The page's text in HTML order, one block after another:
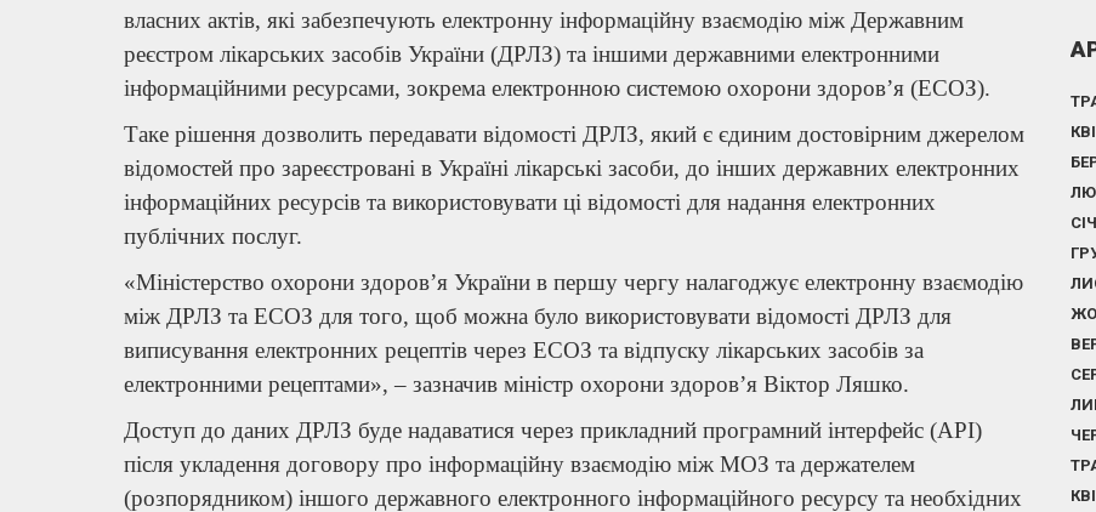
власних актів, які забезпечують електронну інформаційну взаємодію між Державним
реєстром лікарських засобів України (ДРЛЗ) та іншими державними електронними
інформаційними ресурсами, зокрема електронною системою охорони здоров’я (ЕСОЗ).
Таке рішення дозволить передавати відомості ДРЛЗ, який є єдиним достовірним джерелом
відомостей про зареєстровані в Україні лікарські засоби, до інших державних електронних
інформаційних ресурсів та використовувати ці відомості для надання електронних
публічних послуг.
«Міністерство охорони здоров’я України в першу чергу налагоджує електронну взаємодію
між ДРЛЗ та ЕСОЗ для того, щоб можна було використовувати відомості ДРЛЗ для
виписування електронних рецептів через ЕСОЗ та відпуску лікарських засобів за
електронними рецептами», – зазначив міністр охорони здоров’я Віктор Ляшко.
Доступ до даних ДРЛЗ буде надаватися через прикладний програмний інтерфейс (API)
після укладення договору про інформаційну взаємодію між МОЗ та держателем
(розпорядником) іншого державного електронного інформаційного ресурсу та необхідних